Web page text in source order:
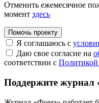
Отменить ежемесячное
момент здесь
Помочь проекту
Я соглашаюсь с
Даю свое согласие на
соответствии с Политикой
Поддержите журнал